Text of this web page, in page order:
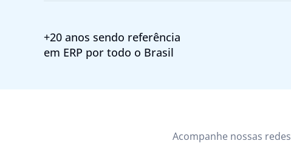
+20 anos sendo referência
em ERP por todo o Brasil
Acompanhe nossas redes